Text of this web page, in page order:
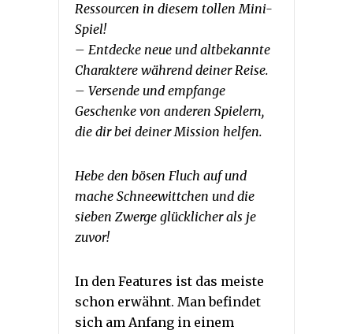
Ressourcen in diesem tollen Mini-
Spiel!
– Entdecke neue und altbekannte
Charaktere während deiner Reise.
– Versende und empfange
Geschenke von anderen Spielern,
die dir bei deiner Mission helfen.
Hebe den bösen Fluch auf und
mache Schneewittchen und die
sieben Zwerge glücklicher als je
zuvor!
In den Features ist das meiste
schon erwähnt. Man befindet
sich am Anfang in einem